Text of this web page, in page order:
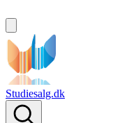
Studiesalg.dk